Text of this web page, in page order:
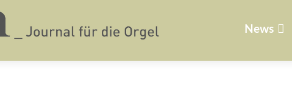
springen
News